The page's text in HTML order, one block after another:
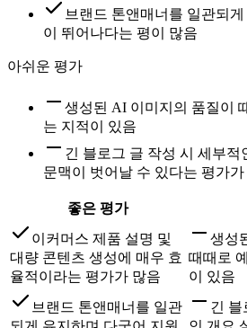
브랜드 톤앤매너를 일관되
이 뛰어나다는 평이 많음
아쉬운 평가
생성된 AI 이미지의 품질이
는 지적이 있음
긴 블로그 글 작성 시 세부적
문맥이 벗어날 수 있다는 평가가
좋은 평가
이커머스 제품 설명 및
대량 콘텐츠 생성에 매우 효
율적이라는 평가가 많음
생성
때때로
이 있음
브랜드 톤앤매너를 일관
긴 블